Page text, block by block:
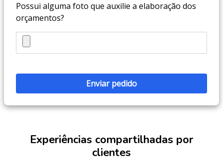
Possui alguma foto que auxilie a elaboração dos
orçamentos?
Experiências compartilhadas por
clientes